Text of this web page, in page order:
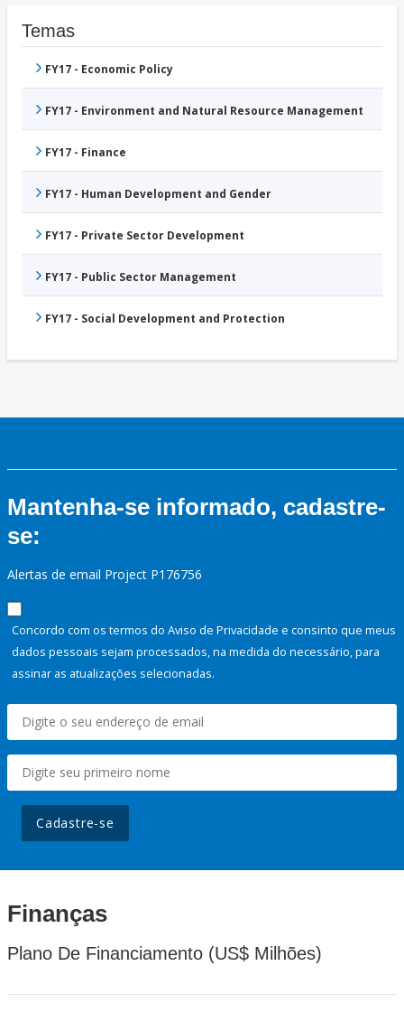
Temas
FY17 - Economic Policy
FY17 - Environment and Natural Resource Management
FY17 - Finance
FY17 - Human Development and Gender
FY17 - Private Sector Development
FY17 - Public Sector Management
FY17 - Social Development and Protection
Mantenha-se informado, cadastre-
se:
Alertas de email Project P176756
Concordo com os termos do Aviso de Privacidade e consinto que meus
dados pessoais sejam processados, na medida do necessário, para
assinar as atualizações selecionadas.
Cadastre-se
Finanças
Plano De Financiamento (US$ Milhões)